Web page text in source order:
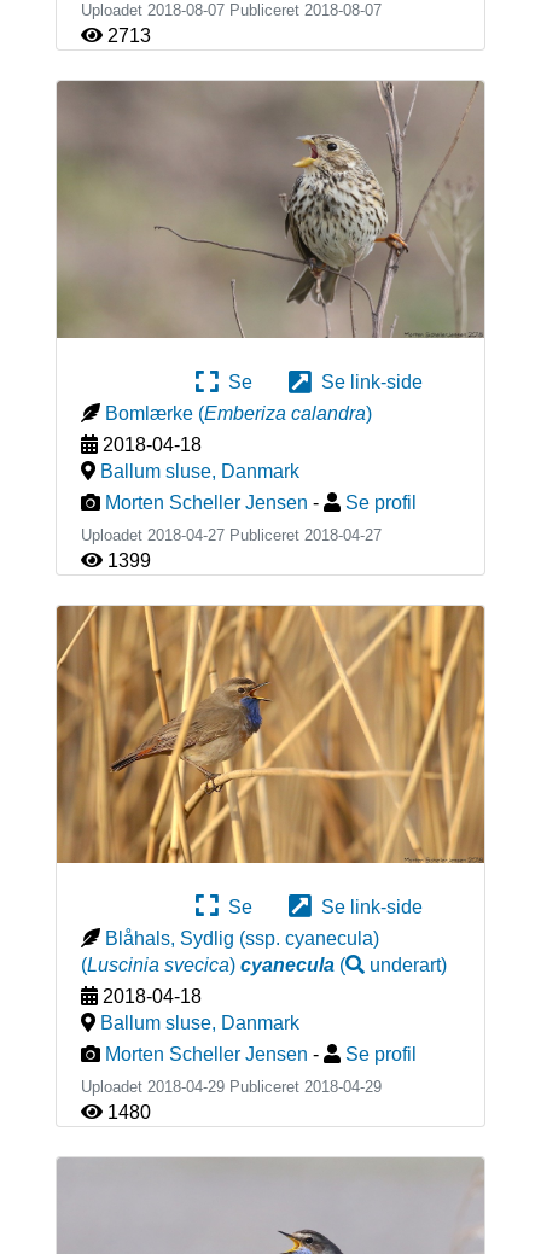
Uploadet 2018-08-07 Publiceret 2018-08-07
2713
Se
Se link-side
Bomlærke (Emberiza calandra)
2018-04-18
Ballum sluse, Danmark
Morten Scheller Jensen - Se profil
Uploadet 2018-04-27 Publiceret 2018-04-27
1399
Se
Se link-side
Blåhals, Sydlig (ssp. cyanecula)
(Luscinia svecica) cyanecula( underart)
2018-04-18
Ballum sluse, Danmark
Morten Scheller Jensen - Se profil
Uploadet 2018-04-29 Publiceret 2018-04-29
1480